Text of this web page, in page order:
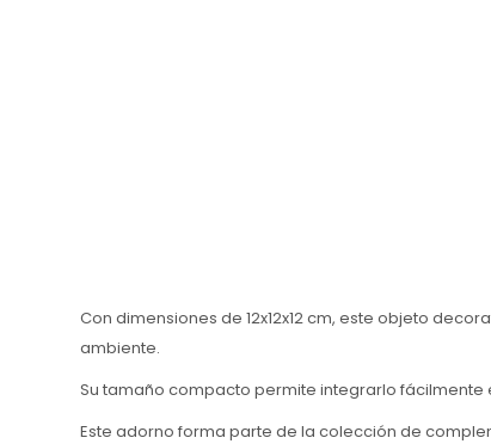
Con dimensiones de 12x12x12 cm, este objeto
ambiente.
Su tamaño compacto permite integrarlo
Este adorno forma parte de la colección de